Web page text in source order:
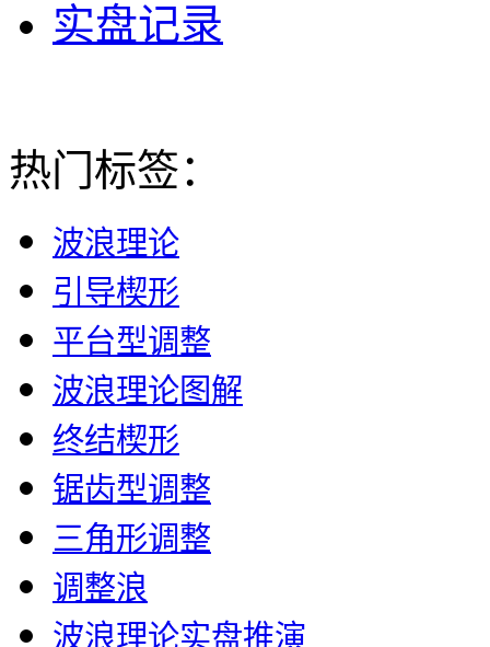
实盘记录
热门标签：
波浪理论
引导楔形
平台型调整
波浪理论图解
终结楔形
锯齿型调整
三角形调整
调整浪
波浪理论实盘推演